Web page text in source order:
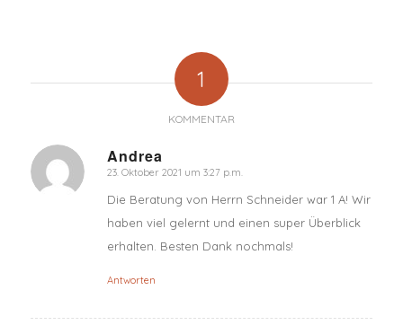
1
KOMMENTAR
Andrea
sagte:
23. Oktober 2021 um 3:27 p.m.
Die Beratung von Herrn Schneider war 1 A! Wir
haben viel gelernt und einen super Überblick
erhalten. Besten Dank nochmals!
Antworten